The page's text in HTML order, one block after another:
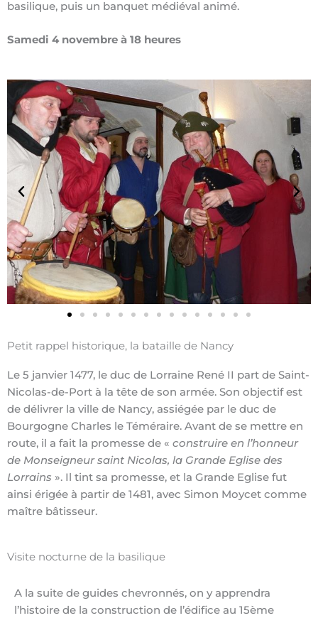
basilique, puis un banquet médiéval animé.
Samedi 4 novembre à 18 heures
Petit rappel historique, la bataille de Nancy
Le 5 janvier 1477, le duc de Lorraine René II part de Saint-
Nicolas-de-Port à la tête de son armée. Son objectif est
de délivrer la ville de Nancy, assiégée par le duc de
Bourgogne Charles le Téméraire. Avant de se mettre en
route, il a fait la promesse de « construire en l’honneur
de Monseigneur saint Nicolas, la Grande Eglise des
Lorrains ». Il tint sa promesse, et la Grande Eglise fut
ainsi érigée à partir de 1481, avec Simon Moycet comme
maître bâtisseur.
Visite nocturne de la basilique
A la suite de guides chevronnés, on y apprendra
l’histoire de la construction de l’édifice au 15ème